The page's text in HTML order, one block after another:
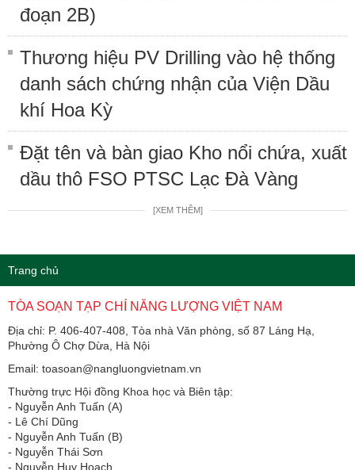
đoạn 2B)
Thương hiệu PV Drilling vào hệ thống
danh sách chứng nhận của Viện Dầu
khí Hoa Kỳ
Đặt tên và bàn giao Kho nổi chứa, xuất
dầu thô FSO PTSC Lạc Đà Vàng
[XEM THÊM]
Trang chủ
TÒA SOẠN TẠP CHÍ NĂNG LƯỢNG VIỆT NAM
Địa chỉ: P. 406-407-408, Tòa nhà Văn phòng, số 87 Láng Hạ,
Phường Ô Chợ Dừa, Hà Nội
Email: toasoan@nangluongvietnam.vn
Thường trực Hội đồng Khoa học và Biên tập:
​​​​​​- Nguyễn Anh Tuấn (A)
- Lê Chí Dũng
- Nguyễn Anh Tuấn (B)
- Nguyễn Thái Sơn
- Nguyễn Huy Hoạch